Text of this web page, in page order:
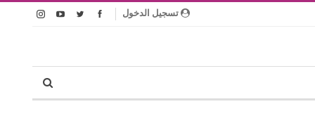
تسجيل الدخول